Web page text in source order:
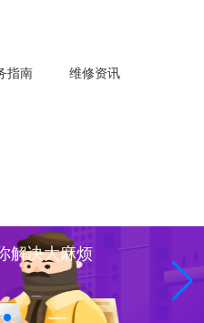
指南 维修资讯
解决大麻烦